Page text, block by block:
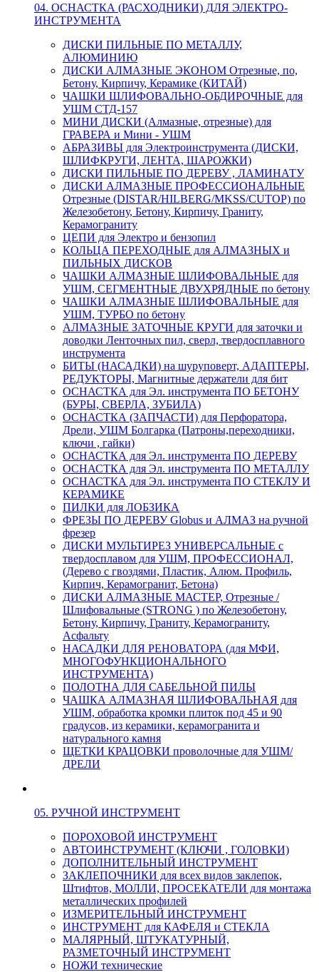
04. ОСНАСТКА (РАСХОДНИКИ) ДЛЯ ЭЛЕКТРО-
ИНСТРУМЕНТА
ДИСКИ ПИЛЬНЫЕ ПО МЕТАЛЛУ,
АЛЮМИНИЮ
ДИСКИ АЛМАЗНЫЕ ЭКОНОМ Отрезные, по,
Бетону, Кирпичу, Керамике (КИТАЙ)
ЧАШКИ ШЛИФОВАЛЬНО-ОБДИРОЧНЫЕ для
УШМ СТД-157
МИНИ ДИСКИ (Алмазные, отрезные) для
ГРАВЕРА и Мини - УШМ
АБРАЗИВЫ для Электроинструмента (ДИСКИ,
ШЛИФКРУГИ, ЛЕНТА, ШАРОЖКИ)
ДИСКИ ПИЛЬНЫЕ ПО ДЕРЕВУ , ЛАМИНАТУ
ДИСКИ АЛМАЗНЫЕ ПРОФЕССИОНАЛЬНЫЕ
Отрезные (DISTAR/HILBERG/MKSS/CUTOP) по
Железобетону, Бетону, Кирпичу, Граниту,
Керамограниту
ЦЕПИ для Электро и бензопил
КОЛЬЦА ПЕРЕХОДНЫЕ для АЛМАЗНЫХ и
ПИЛЬНЫХ ДИСКОВ
ЧАШКИ АЛМАЗНЫЕ ШЛИФОВАЛЬНЫЕ для
УШМ, СЕГМЕНТНЫЕ ДВУХРЯДНЫЕ по бетону
ЧАШКИ АЛМАЗНЫЕ ШЛИФОВАЛЬНЫЕ для
УШМ, ТУРБО по бетону
АЛМАЗНЫЕ ЗАТОЧНЫЕ КРУГИ для заточки и
доводки Ленточных пил, сверл, твердосплавного
инструмента
БИТЫ (НАСАДКИ) на шуруповерт, АДАПТЕРЫ,
РЕДУКТОРЫ, Магнитные держатели для бит
ОСНАСТКА для Эл. инструмента ПО БЕТОНУ
(БУРЫ, СВЕРЛА, ЗУБИЛА)
ОСНАСТКА (ЗАПЧАСТИ) для Перфоратора,
Дрели, УШМ Болгарка (Патроны,переходники,
ключи , гайки)
ОСНАСТКА для Эл. инструмента ПО ДЕРЕВУ
ОСНАСТКА для Эл. инструмента ПО МЕТАЛЛУ
ОСНАСТКА для Эл. инструмента ПО СТЕКЛУ И
КЕРАМИКЕ
ПИЛКИ для ЛОБЗИКА
ФРЕЗЫ ПО ДЕРЕВУ Globus и АЛМАЗ на ручной
фрезер
ДИСКИ МУЛЬТИРЕЗ УНИВЕРСАЛЬНЫЕ с
твердосплавом для УШМ, ПРОФЕССИОНАЛ,
(Дерево с гвоздями, Пластик, Алюм. Профиль,
Кирпич, Керамогранит, Бетона)
ДИСКИ АЛМАЗНЫЕ МАСТЕР, Отрезные /
Шлифовальные (STRONG ) по Железобетону,
Бетону, Кирпичу, Граниту, Керамограниту,
Асфальту
НАСАДКИ ДЛЯ РЕНОВАТОРА (для МФИ,
МНОГОФУНКЦИОНАЛЬНОГО
ИНСТРУМЕНТА)
ПОЛОТНА ДЛЯ САБЕЛЬНОЙ ПИЛЫ
ЧАШКА АЛМАЗНАЯ ШЛИФОВАЛЬНАЯ для
УШМ, обработка кромки плиток под 45 и 90
градусов, из керамики, керамогранита и
натурального камня
ЩЕТКИ КРАЦОВКИ проволочные для УШМ/
ДРЕЛИ
05. РУЧНОЙ ИНСТРУМЕНТ
ПОРОХОВОЙ ИНСТРУМЕНТ
АВТОИНСТРУМЕНТ (КЛЮЧИ , ГОЛОВКИ)
ДОПОЛНИТЕЛЬНЫЙ ИНСТРУМЕНТ
ЗАКЛЕПОЧНИКИ для всех видов заклепок,
Штифтов, МОЛЛИ, ПРОСЕКАТЕЛИ для монтажа
металлических профилей
ИЗМЕРИТЕЛЬНЫЙ ИНСТРУМЕНТ
ИНСТРУМЕНТ для КАФЕЛЯ и СТЕКЛА
МАЛЯРНЫЙ, ШТУКАТУРНЫЙ,
РАЗМЕТОЧНЫЙ ИНСТРУМЕНТ
НОЖИ технические